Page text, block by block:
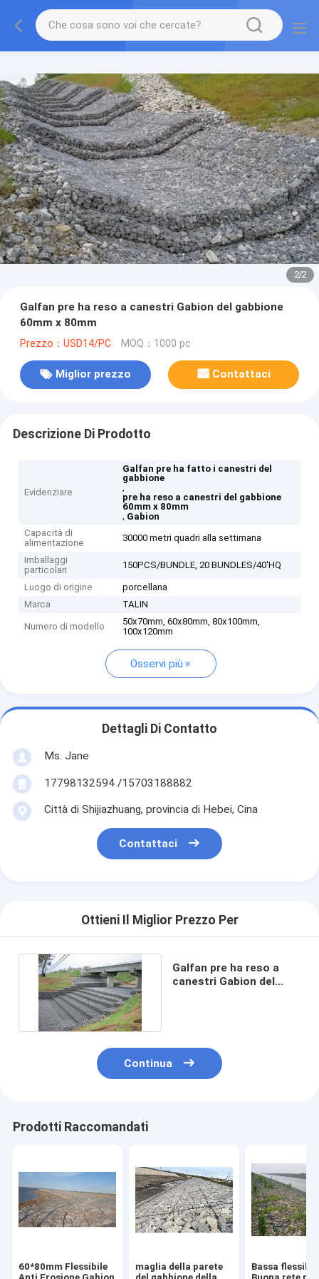
2/2
Galfan pre ha reso a canestri Gabion del gabbione
60mm x 80mm
Prezzo：USD14/PC MOQ：1000 pc
Miglior prezzo Contattaci
Descrizione Di Prodotto
Evidenziare
Galfan pre ha fatto i canestri del
gabbione
,
pre ha reso a canestri del gabbione
60mm x 80mm
, Gabion
Capacità di
alimentazione
30000 metri quadri alla settimana
Imballaggi
particolari
150PCS/BUNDLE, 20 BUNDLES/40'HQ
Luogo di origine
porcellana
Marca
TALIN
Numero di modello
50x70mm, 60x80mm, 80x100mm,
100x120mm
Osservi più
Dettagli Di Contatto
Ms. Jane
17798132594 /15703188882
Città di Shijiazhuang, provincia di Hebei, Cina
Contattaci
Ottieni Il Miglior Prezzo Per
Galfan pre ha reso a
canestri Gabion del
Continua
Prodotti Raccomandati
60*80mm Flessibile
maglia della parete
Bassa